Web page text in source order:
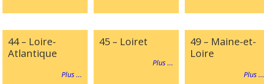
44 – Loire-
Atlantique
Plus ...
45 – Loiret
Plus ...
49 – Maine-et-
Loire
Plus ...